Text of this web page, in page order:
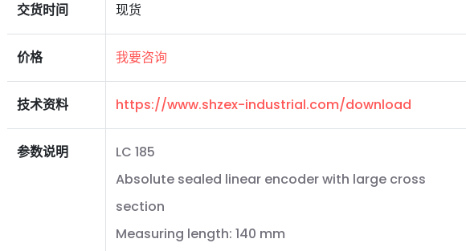
交货时间 现货
价格 我要咨询
技术资料 https://www.shzex-industrial.com/download
参数说明
LC 185
Absolute sealed linear encoder with large cross
section
Measuring length: 140 mm